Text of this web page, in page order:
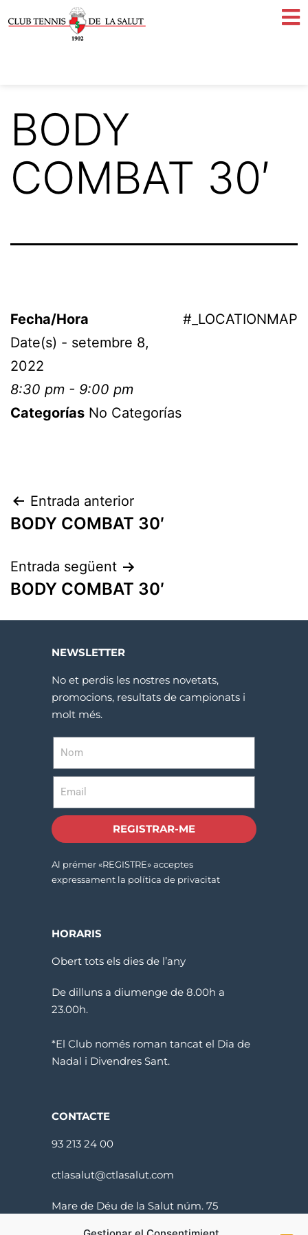
BODY
COMBAT 30′
#_LOCATIONMAP
Fecha/Hora
Date(s) - setembre 8,
2022
8:30 pm - 9:00 pm
Categorías No Categorías
Entrada anterior
BODY COMBAT 30′
Entrada següent
BODY COMBAT 30′
NEWSLETTER
No et perdis les nostres novetats,
promocions, resultats de campionats i
molt més.
REGISTRAR-ME
Al prémer «REGISTRE» acceptes
expressament la política de privacitat
HORARIS
Obert tots els dies de l’any
De dilluns a diumenge de 8.00h a
23.00h.
*El Club només roman tancat el Dia de
Nadal i Divendres Sant.
CONTACTE
93 213 24 00
ctlasalut@ctlasalut.com
Mare de Déu de la Salut núm. 75